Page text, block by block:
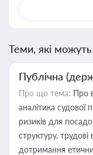
Теми, які можуть
Публічна
Про що тема: Про
аналітика
ризиків для
структуру,
дотримання